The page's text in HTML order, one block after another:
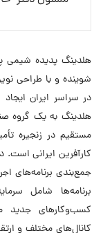
هلدینگ پدیده شیمی
شوینده و با طراحی
در سراسر ایران
مستقیم در زنجیره
کارآفرین ایرانی است.
جمع‌بندی برنامه‌های
برنامه‌ها شامل
کسب‌وکارهای جدید
کانال‌های مختلف و